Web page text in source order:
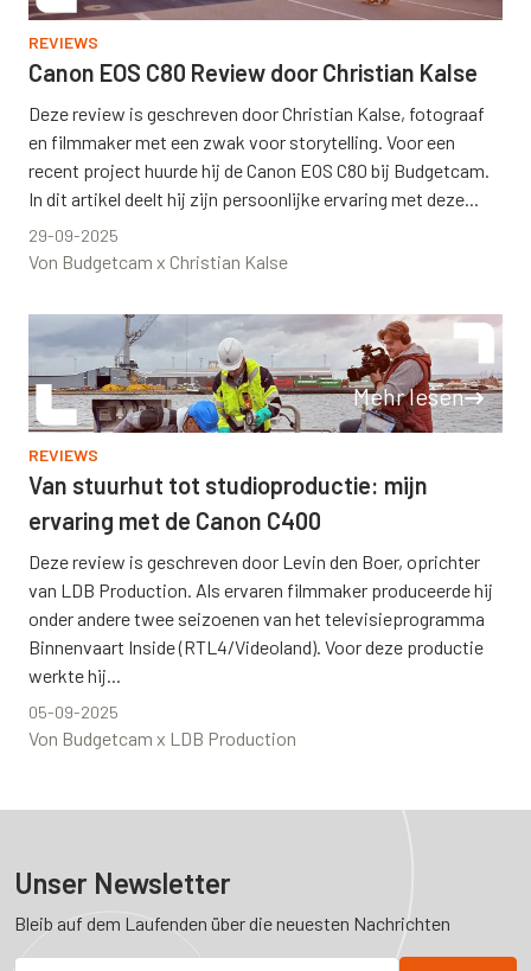
REVIEWS
Canon EOS C80 Review door Christian Kalse
Deze review is geschreven door Christian Kalse, fotograaf
en filmmaker met een zwak voor storytelling. Voor een
recent project huurde hij de Canon EOS C80 bij Budgetcam.
In dit artikel deelt hij zijn persoonlijke ervaring met deze...
29-09-2025
Von Budgetcam x Christian Kalse
Mehr lesen
REVIEWS
Van stuurhut tot studioproductie: mijn
ervaring met de Canon C400
Deze review is geschreven door Levin den Boer, oprichter
van LDB Production. Als ervaren filmmaker produceerde hij
onder andere twee seizoenen van het televisieprogramma
Binnenvaart Inside (RTL4/Videoland). Voor deze productie
werkte hij...
05-09-2025
Von Budgetcam x LDB Production
Unser Newsletter
Bleib auf dem Laufenden über die neuesten Nachrichten